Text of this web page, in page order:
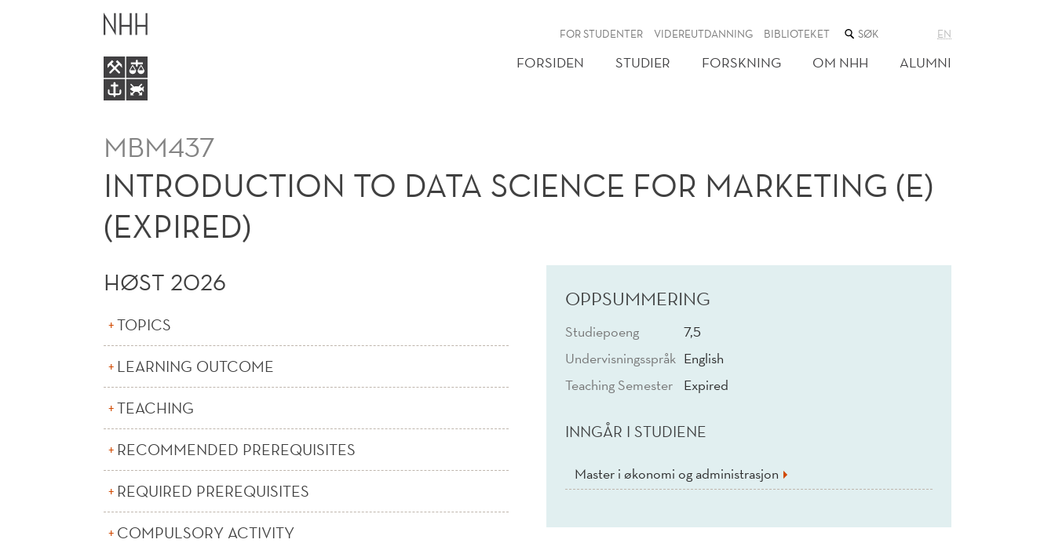
INTRODUCTION
SCIENCE
MARKETING
FOR STUDENTER VIDEREUTDANNING BIBLIOTEKET SØK
NETTSTEDET
EN
FORSIDEN STUDIER FORSKNING OM NHH ALUMNI
MBM437
INTRODUCTION TO DATA SCIENCE FOR MARKETING (E)
(EXPIRED)
HØST 2026
TOPICS
LEARNING OUTCOME
TEACHING
RECOMMENDED PREREQUISITES
REQUIRED PREREQUISITES
COMPULSORY ACTIVITY
OPPSUMMERING
Studiepoeng
7,5
Undervisningsspråk English
Teaching Semester
Expired
INNGÅR I STUDIENE
Master i økonomi og administrasjon